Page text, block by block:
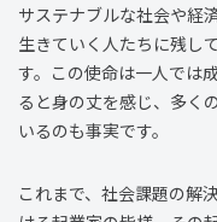
サステナブルな社会や経
生きていく人たちに残し
す。この使命は一人では
ると身の丈を感じ、多く
いるのも事実です。
これまで、社会課題の解